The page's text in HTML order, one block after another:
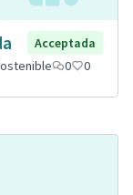
Acceptada
0 0